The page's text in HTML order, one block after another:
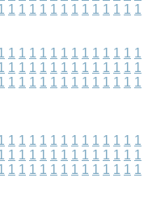
1 1 1 1 1 1 1 1 1 1 1 1 1
1 1 1 1 1 1 1 1 1 1 1 1 1
1 1 1 1 1 1 1 1 1 1 1 1 1
1 1 1 1 1 1 1 1 1 1 1 1 1
1 1 1 1 1 1 1 1 1 1 1 1 1
1 1 1 1 1 1 1 1 1 1 1 1 1
1 1 1 1 1 1 1 1 1 1 1 1 1